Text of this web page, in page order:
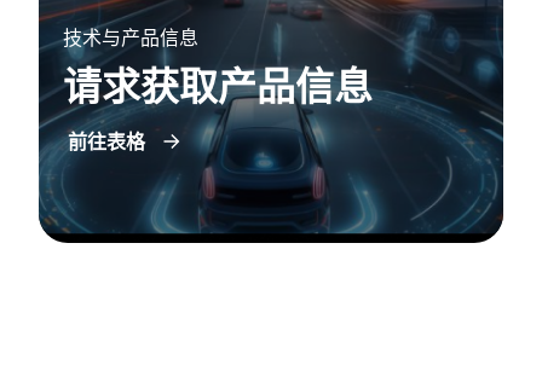
技术与产品信息
请求获取产品信息
前往表格